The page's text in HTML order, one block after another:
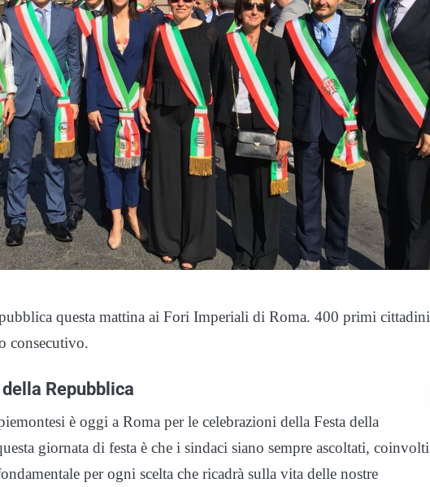
questa mattina ai Fori Imperiali di Roma. 400 primi cittadini
consecutivo.
Repubblica
è oggi a Roma per le celebrazioni della Festa della
giornata di festa è che i sindaci siano sempre ascoltati, coinvolti
per ogni scelta che ricadrà sulla vita delle nostre